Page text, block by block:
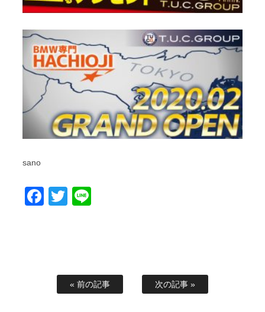
sano
Facebook
Twitter
« 前の記事 次の記事 »